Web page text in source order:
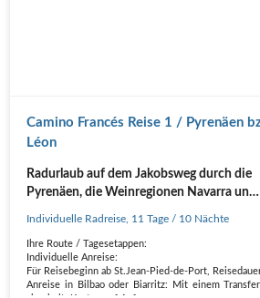
Camino Francés Reise 1 / Pyrenäen
Léon
Radurlaub auf dem Jakobsweg durch die
Pyrenäen, die Weinregionen Navarra und
zwischen Burgos und León
Individuelle Radreise 11 Tage / 10 Nächte
Ihre Route / Tagesetappen:
Individuelle Anreise:
Für Reisebeginn ab St.Jean-Pied-de-Port,
Anreise in Bilbao oder Biarritz: Mit einem